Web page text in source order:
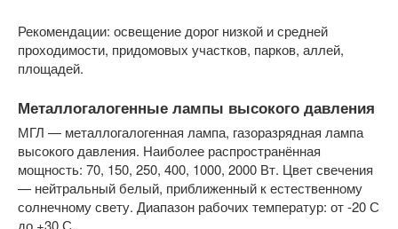
Рекомендации: освещение дорог низкой и средней
проходимости, придомовых участков, парков, аллей,
площадей.
Металлогалогенные лампы высокого давления
МГЛ — металлогалогенная лампа, газоразрядная лампа
высокого давления. Наиболее распространённая
мощность: 70, 150, 250, 400, 1000, 2000 Вт. Цвет свечения
— нейтральный белый, приближенный к естественному
солнечному свету. Диапазон рабочих температур: от -20 С
до +30 С.